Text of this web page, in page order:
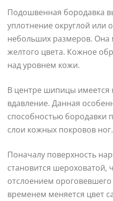
Подошвенная бородавка
уплотнение округлой или
небольших размеров. Она
желтого цвета. Кожное
над уровнем кожи.
В центре шипицы имеется
вдавление. Данная
способностью бородавки
слои кожных покровов ног.
Поначалу поверхность
становится шероховатой,
отслоением
временем меняется цвет